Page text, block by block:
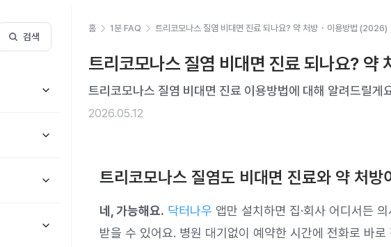
검색
홈 1분 FAQ 트리코모나스 질염 비대면 진료 되나요? 약 처방・이용방법 (2026)
트리코모나스 질염 비대면 진료 되나요?
트리코모나스 질염 비대면 진료 이용방법에 대해 알려드릴게
2026.05.12
트리코모나스 질염도 비대면 진료와 약 처방
네, 가능해요. 닥터나우 앱만 설치하면 집·회사 어디서든
받을 수 있어요. 병원 대기없이 예약한 시간에 전화로 바로